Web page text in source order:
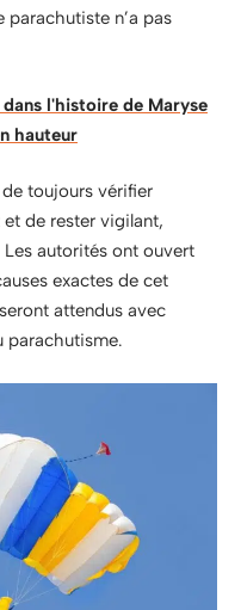
n’a pas
dans l'histoire de Maryse
hauteur
toujours vérifier
de rester vigilant,
autorités ont ouvert
exactes de cet
attendus avec
parachutisme.